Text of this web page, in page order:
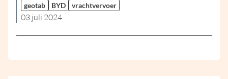
geotab BYD vrachtvervoer
03 juli 2024